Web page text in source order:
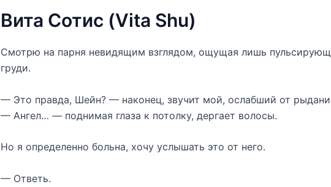
Вита Сотис (Vita Shu)
Смотрю на парня невидящим взглядом, ощущая лишь
груди.
— Это правда, Шейн? — наконец, звучит мой, ослабший от
— Ангел… — поднимая глаза к потолку, дергает волосы.
Но я определенно больна, хочу услышать это от него.
— Ответь.